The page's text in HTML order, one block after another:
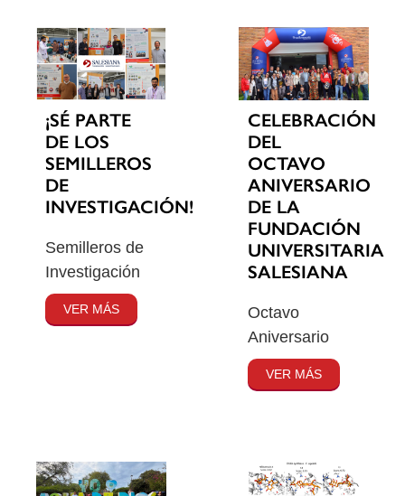
¡SÉ PARTE
DE LOS
SEMILLEROS
DE
INVESTIGACIÓN!
Semilleros de
Investigación
VER MÁS
CELEBRACIÓN
DEL
OCTAVO
ANIVERSARIO
DE LA
FUNDACIÓN
UNIVERSITARIA
SALESIANA
Octavo
Aniversario
VER MÁS